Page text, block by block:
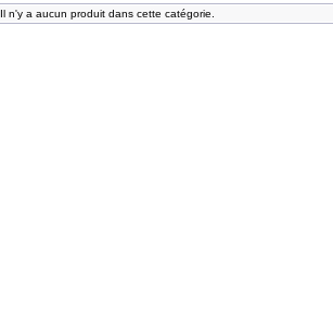
Il n'y a aucun produit dans cette catégorie.